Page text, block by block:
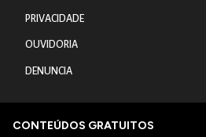
PRIVACIDADE
OUVIDORIA
DENUNCIA
CONTEÚDOS GRATUITOS